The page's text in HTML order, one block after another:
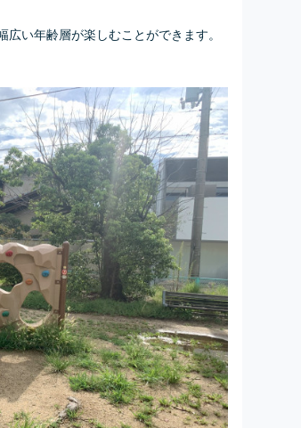
い年齢層が楽しむことができます。